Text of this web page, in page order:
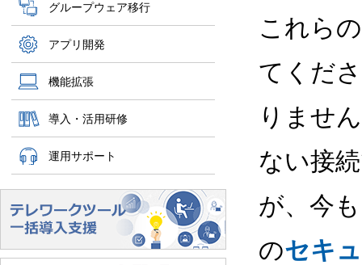
グループウェア移行
アプリ開発
機能拡張
導入・活用研修
運用サポート
これら
てくだ
りませ
ない接
が、今
のセキ